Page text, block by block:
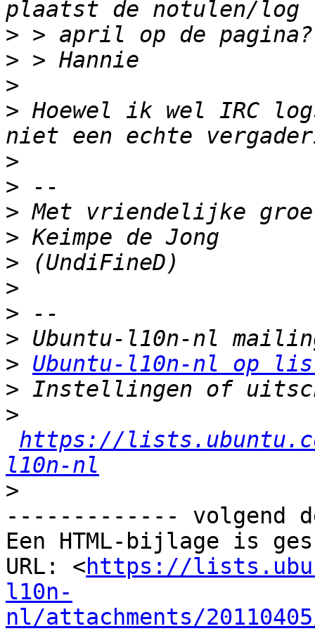
>
>
>
> Hoewel ik wel IRC
>
>
>
>
>
>
>
>
> Ubuntu-l10n-nl op
>
>
https://
l10n-nl
>
------------- volgend
Een HTML-bijlage is
URL: <https://
l10n-
nl/attachments/